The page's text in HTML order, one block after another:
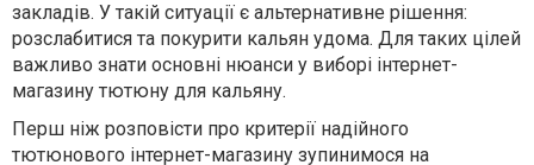
закладів. У такій ситуації є альтернативне рішення:
розслабитися та покурити кальян удома. Для таких цілей
важливо знати основні нюанси у виборі інтернет-
магазину тютюну для кальяну.
Перш ніж розповісти про критерії надійного
тютюнового інтернет-магазину зупинимося на